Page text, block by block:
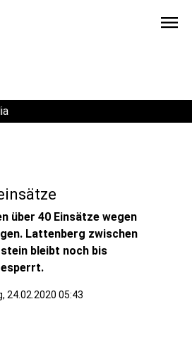
menu
über 40 Einsätze wegen
Lattenberg zwischen
bleibt noch bis
24.02.2020 05:43